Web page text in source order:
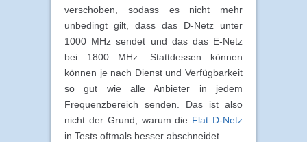
verschoben, sodass es nicht mehr
unbedingt gilt, dass das D-Netz unter
1000 MHz sendet und das das E-Netz
bei 1800 MHz. Stattdessen können
können je nach Dienst und Verfügbarkeit
so gut wie alle Anbieter in jedem
Frequenzbereich senden. Das ist also
nicht der Grund, warum die Flat D-Netz
in Tests oftmals besser abschneidet.